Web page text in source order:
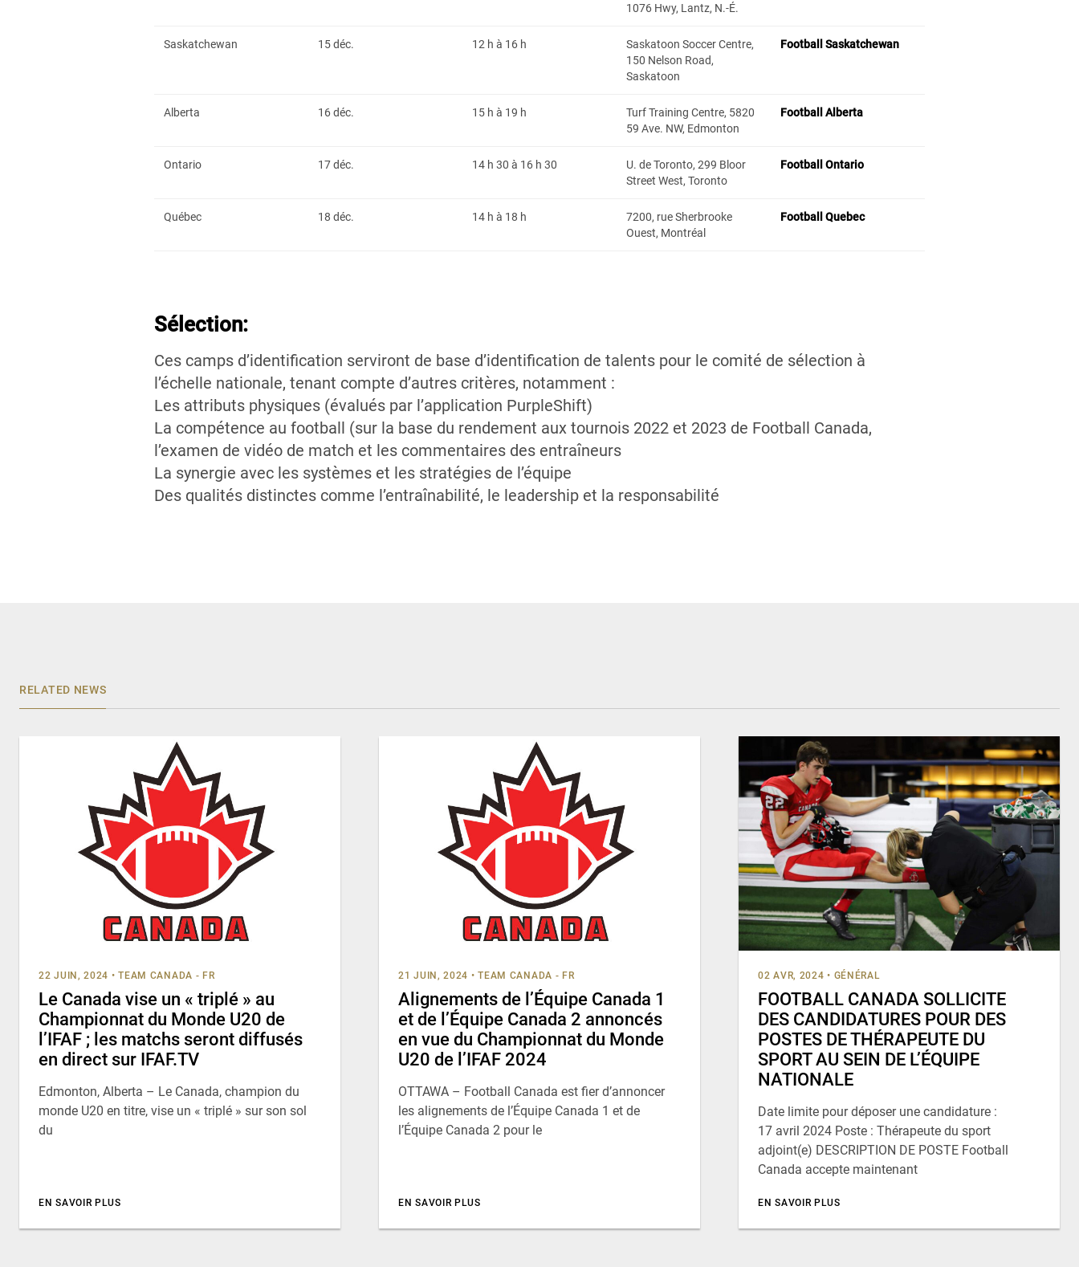
1076 Hwy, Lantz, N.-É.
Saskatchewan 15 déc. 12 h à 16 h
Saskatoon Soccer Centre,
150 Nelson Road,
Saskatoon
Football Saskatchewan
Alberta 16 déc. 15 h à 19 h
Turf Training Centre, 5820
59 Ave. NW, Edmonton
Football Alberta
Ontario 17 déc. 14 h 30 à 16 h 30 U. de Toronto, 299 Bloor
Street West, Toronto
Football Ontario
Québec 18 déc. 14 h à 18 h
7200, rue Sherbrooke
Ouest, Montréal
Football Quebec
Sélection:
Ces camps d’identification serviront de base d’identification de talents pour le comité de sélection à
l’échelle nationale, tenant compte d’autres critères, notamment :
Les attributs physiques (évalués par l’application PurpleShift)
La compétence au football (sur la base du rendement aux tournois 2022 et 2023 de Football Canada,
l’examen de vidéo de match et les commentaires des entraîneurs
La synergie avec les systèmes et les stratégies de l’équipe
Des qualités distinctes comme l’entraînabilité, le leadership et la responsabilité
RELATED NEWS
22 JUIN, 2024 • TEAM CANADA - FR
Le Canada vise un « triplé » au
Championnat du Monde U20 de
l’IFAF ; les matchs seront diffusés
en direct sur IFAF.TV
Edmonton, Alberta – Le Canada, champion du
monde U20 en titre, vise un « triplé » sur son sol
du
EN SAVOIR PLUS
21 JUIN, 2024 • TEAM CANADA - FR
Alignements de l’Équipe Canada 1
et de l’Équipe Canada 2 annoncés
en vue du Championnat du Monde
U20 de l’IFAF 2024
OTTAWA – Football Canada est fier d’annoncer
les alignements de l’Équipe Canada 1 et de
l’Équipe Canada 2 pour le
EN SAVOIR PLUS
02 AVR, 2024 • GÉNÉRAL
FOOTBALL CANADA SOLLICITE
DES CANDIDATURES POUR DES
POSTES DE THÉRAPEUTE DU
SPORT AU SEIN DE L’ÉQUIPE
NATIONALE
Date limite pour déposer une candidature :
17 avril 2024 Poste : Thérapeute du sport
adjoint(e) DESCRIPTION DE POSTE Football
Canada accepte maintenant
EN SAVOIR PLUS